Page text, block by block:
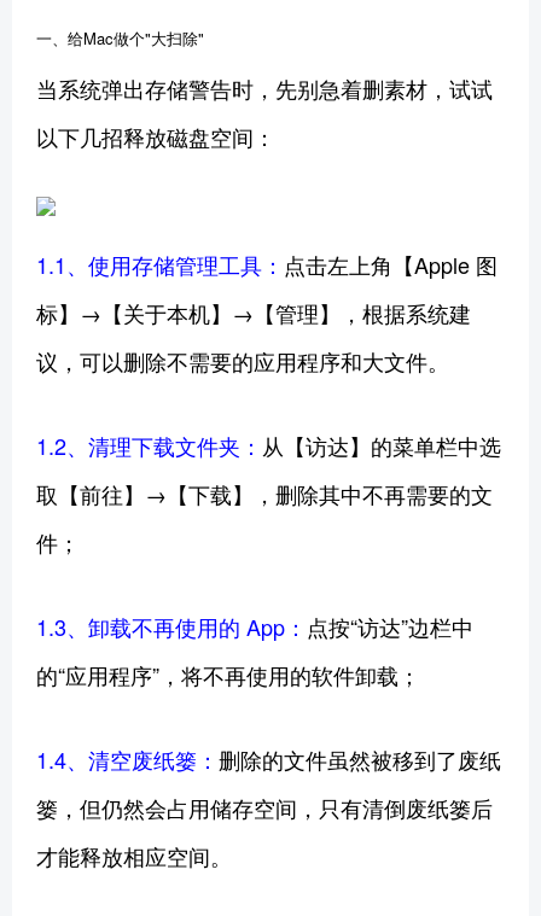
一、给Mac做个"大扫除"
当系统弹出存储警告时，先别急着删素材，试试
以下几招释放磁盘空间：
1.1、使用存储管理工具： 点击左上角【Apple 图
标】→【关于本机】→【管理】，根据系统建
议，可以删除不需要的应用程序和大文件。
1.2、清理下载文件夹： 从【访达】的菜单栏中选
取【前往】→【下载】，删除其中不再需要的文
件；
1.3、卸载不再使用的 App： 点按“访达”边栏中
的“应用程序”，将不再使用的软件卸载；
1.4、清空废纸篓： 删除的文件虽然被移到了废纸
篓，但仍然会占用储存空间，只有清倒废纸篓后
才能释放相应空间。